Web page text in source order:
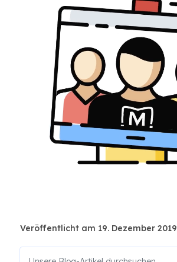
Veröffentlicht am 19. Dezember 2019